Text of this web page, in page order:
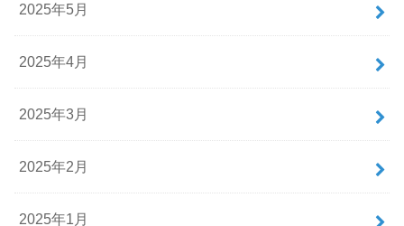
2025年5月
2025年4月
2025年3月
2025年2月
2025年1月